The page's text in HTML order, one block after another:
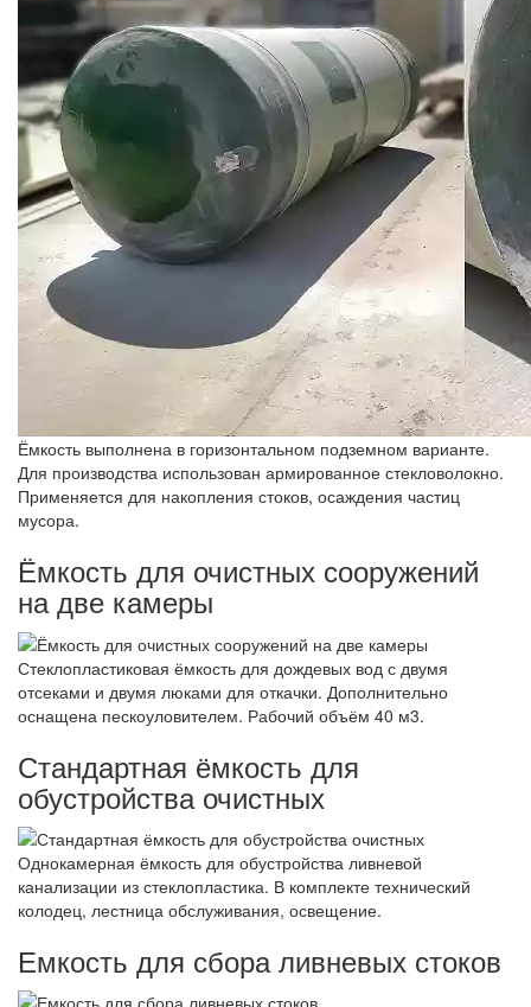
Ёмкость выполнена в горизонтальном подземном варианте.
Для производства использован армированное стекловолокно.
Применяется для накопления стоков, осаждения частиц
мусора.
Ёмкость для очистных сооружений
на две камеры
Стеклопластиковая ёмкость для дождевых вод с двумя
отсеками и двумя люками для откачки. Дополнительно
оснащена пескоуловителем. Рабочий объём 40 м3.
Стандартная ёмкость для
обустройства очистных
Однокамерная ёмкость для обустройства ливневой
канализации из стеклопластика. В комплекте технический
колодец, лестница обслуживания, освещение.
Емкость для сбора ливневых стоков